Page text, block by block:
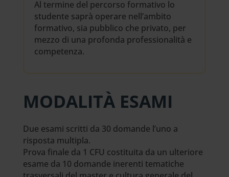
Al termine del percorso formativo lo
studente saprà operare nell’ambito
formativo, sia pubblico che privato, per
mezzo di una profonda professionalità e
competenza.
MODALITÀ ESAMI
Due esami scritti da 30 domande l’uno a
risposta multipla.
Prova finale da 1 CFU costituita da un ulteriore
esame da 10 domande inerenti tematiche